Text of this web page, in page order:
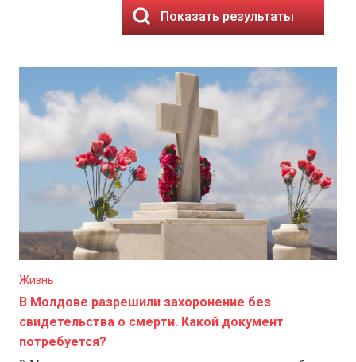
Показать результаты
Жизнь
В Молдове разрешили захоронение без
свидетельства о смерти. Какой документ
потребуется?